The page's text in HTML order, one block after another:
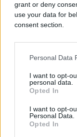
grant or deny
use your data for
consent section.
Personal Data
I want to opt-
personal data.
Opted In
I want to opt-
Personal Data.
Opted In
AKTUELNO
30.07.25. 09:47